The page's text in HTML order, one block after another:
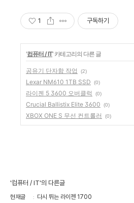
1 구독하기
'컴퓨터 / IT' 카테고리의 다른 글
공유기 단자함 작업 (2)
Lexar NM610 1TB SSD (0)
라이젠 5 3600 오버클럭 (0)
Crucial Ballistix Elite 3600 (0)
XBOX ONE S 무선 컨트롤러 (0)
'컴퓨터 / IT'의 다른글
현재글 다시 뛰는 라이젠 1700